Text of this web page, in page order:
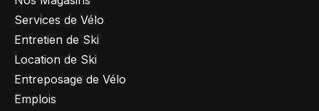
Services de Vélo
Entretien de Ski
Location de Ski
Entreposage de Vélo
Emplois